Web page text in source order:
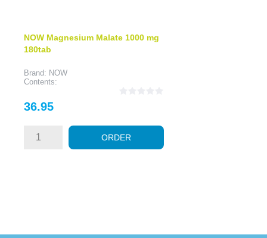
NOW Magnesium Malate 1000 mg
180tab
Brand: NOW
Contents:
Price
36.95
ORDER